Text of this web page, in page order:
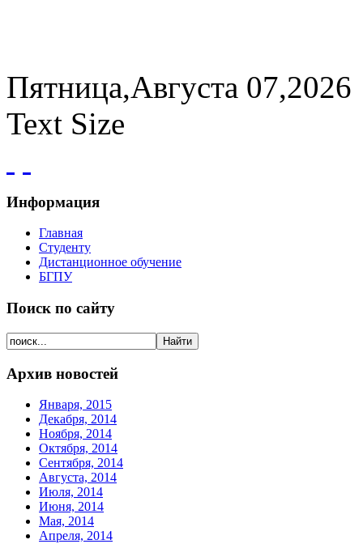
Пятница,Августа 07,2026
Text Size
Информация
Главная
Студенту
Дистанционное обучение
БГПУ
Поиск по сайту
Архив новостей
Января, 2015
Декабря, 2014
Ноября, 2014
Октября, 2014
Сентября, 2014
Августа, 2014
Июля, 2014
Июня, 2014
Мая, 2014
Апреля, 2014